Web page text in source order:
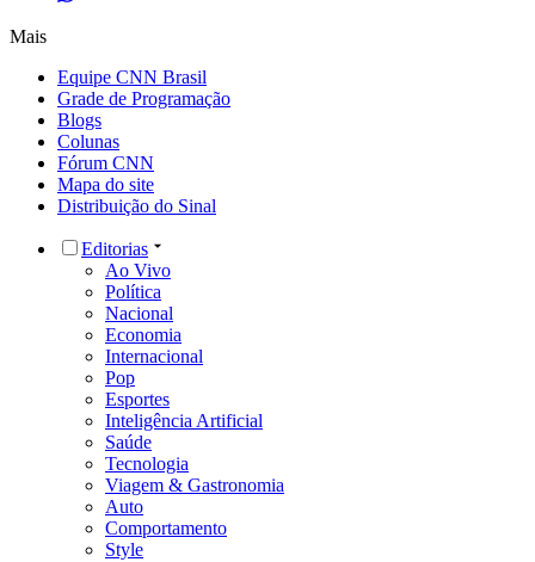
Mais
Equipe CNN Brasil
Grade de Programação
Blogs
Colunas
Fórum CNN
Mapa do site
Distribuição do Sinal
Editorias
Ao Vivo
Política
Nacional
Economia
Internacional
Pop
Esportes
Inteligência Artificial
Saúde
Tecnologia
Viagem & Gastronomia
Auto
Comportamento
Style